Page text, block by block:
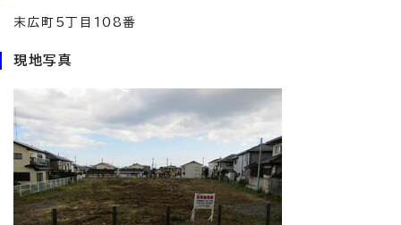
末広町5丁目108番
現地写真